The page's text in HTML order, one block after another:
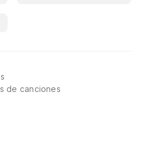
de canciones